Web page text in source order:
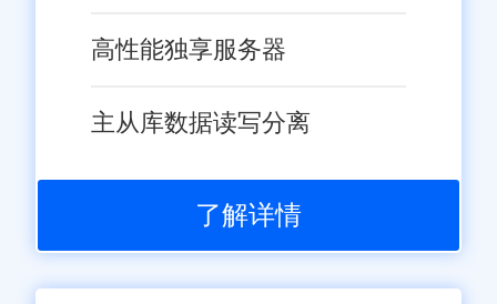
在福州，不少企业用上了旺
在：功能全、上手快、本地服务
1. 功能覆盖全流程，省心又
高效
高性能独享服务器
主从库数据读写分离
了解详情